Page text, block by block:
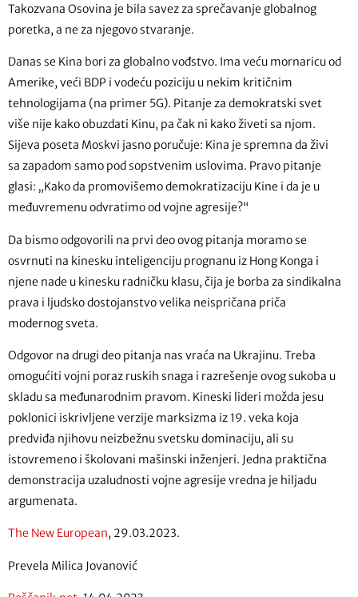
Takozvana Osovina je bila savez za sprečavanje globalnog
poretka, a ne za njegovo stvaranje.
Danas se Kina bori za globalno vođstvo. Ima veću mornaricu od
Amerike, veći BDP i vodeću poziciju u nekim kritičnim
tehnologijama (na primer 5G). Pitanje za demokratski svet
više nije kako obuzdati Kinu, pa čak ni kako živeti sa njom.
Sijeva poseta Moskvi jasno poručuje: Kina je spremna da živi
sa zapadom samo pod sopstvenim uslovima. Pravo pitanje
glasi: „Kako da promovišemo demokratizaciju Kine i da je u
međuvremenu odvratimo od vojne agresije?“
Da bismo odgovorili na prvi deo ovog pitanja moramo se
osvrnuti na kinesku inteligenciju prognanu iz Hong Konga i
njene nade u kinesku radničku klasu, čija je borba za sindikalna
prava i ljudsko dostojanstvo velika neispričana priča
modernog sveta.
Odgovor na drugi deo pitanja nas vraća na Ukrajinu. Treba
omogućiti vojni poraz ruskih snaga i razrešenje ovog sukoba u
skladu sa međunarodnim pravom. Kineski lideri možda jesu
poklonici iskrivljene verzije marksizma iz 19. veka koja
predviđa njihovu neizbežnu svetsku dominaciju, ali su
istovremeno i školovani mašinski inženjeri. Jedna praktična
demonstracija uzaludnosti vojne agresije vredna je hiljadu
argumenata.
The New European, 29.03.2023.
Prevela Milica Jovanović